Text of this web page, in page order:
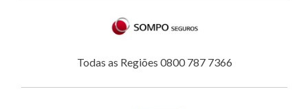
Todas as Regiões 0800 787 7366